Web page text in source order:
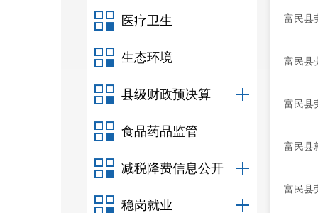
医疗卫生
生态环境
县级财政预决算
食品药品监管
减税降费信息公开
稳岗就业
富民县
富民县
富民县
富民县
富民县